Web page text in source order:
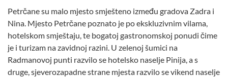
Petrčane su malo mjesto smješteno između gradova Zadra i
Nina. Mjesto Petrčane poznato je po ekskluzivnim vilama,
hotelskom smještaju, te bogatoj gastronomskoj ponudi čime
je i turizam na zavidnoj razini. U zelenoj šumici na
Radmanovoj punti razvilo se hotelsko naselje Pinija, a s
druge, sjeverozapadne strane mjesta razvilo se vikend naselje